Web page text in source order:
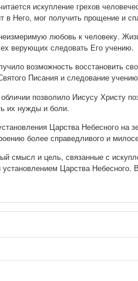
искупление грехов
в Него, мог получить прощение и
любовь к человеку.
верующих следовать Его учению.
возможность восстановить
Писания и следование
позволило Иисусу Христу
их нужды и боли.
Царства Небесного на
более справедливого и
смысл и цель, связанные с
Царства Небесного.